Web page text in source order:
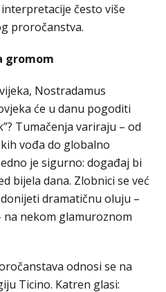
često više
proročanstva.
gromom
Nostradamus
će u danu pogoditi
Tumačenja variraju – od
vođa do globalno
je sigurno: događaj bi
bijela dana. Zlobnici se već
dramatičnu oluju –
nekom glamuroznom
odnosi se na
Ticino. Katren glasi: